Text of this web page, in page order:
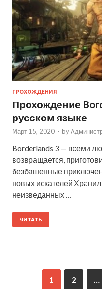
ПРОХОЖДЕНИЯ
Прохождение
русском языке
Март 15, 2020 - by
Borderlands 3 — всеми
возвращается,
безбашенные
новых искателей
неизведанных …
ЧИТАТЬ
1 2 …